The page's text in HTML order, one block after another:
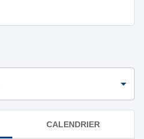
CALENDRIER